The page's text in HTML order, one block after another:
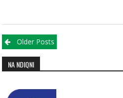
Posts navigation
Older Posts
NA NDIQNI